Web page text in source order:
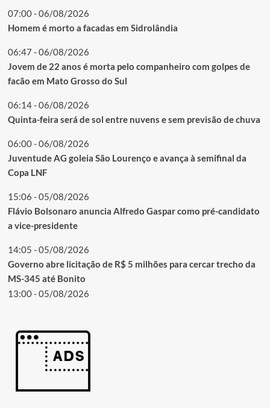
07:00 - 06/08/2026
Homem é morto a facadas em Sidrolândia
06:47 - 06/08/2026
Jovem de 22 anos é morta pelo companheiro com golpes de
facão em Mato Grosso do Sul
06:14 - 06/08/2026
Quinta-feira será de sol entre nuvens e sem previsão de chuva
06:00 - 06/08/2026
Juventude AG goleia São Lourenço e avança à semifinal da
Copa LNF
15:06 - 05/08/2026
Flávio Bolsonaro anuncia Alfredo Gaspar como pré-candidato
a vice-presidente
14:05 - 05/08/2026
Governo abre licitação de R$ 5 milhões para cercar trecho da
MS-345 até Bonito
13:00 - 05/08/2026